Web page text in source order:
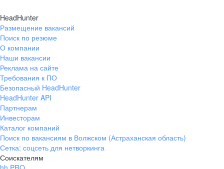
HeadHunter
Размещение вакансий
Поиск по резюме
О компании
Наши вакансии
Реклама на сайте
Требования к ПО
Безопасный HeadHunter
HeadHunter API
Партнерам
Инвесторам
Каталог компаний
Поиск по вакансиям в Волжском (Астраханская область)
Сетка: соцсеть для нетворкинга
Соискателям